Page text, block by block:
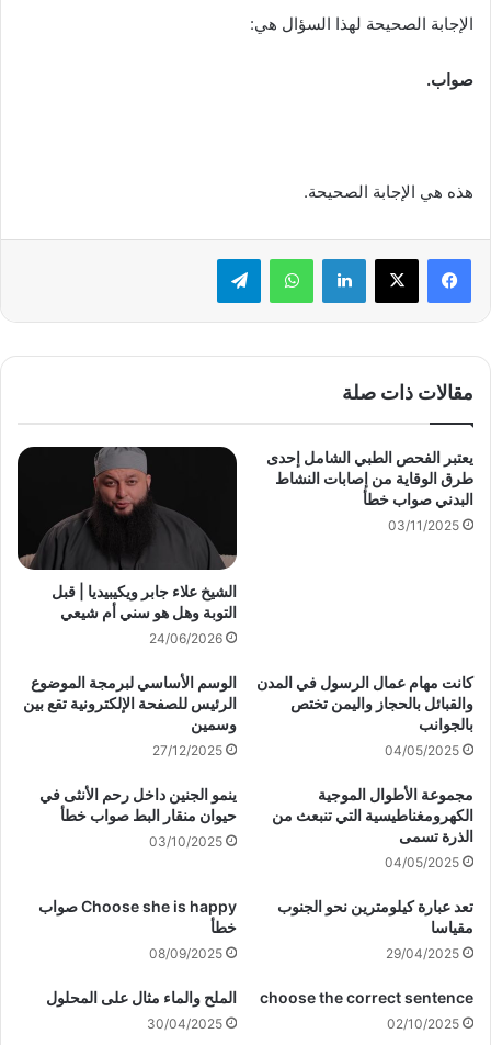
الإجابة الصحيحة لهذا السؤال هي:
صواب.
هذه هي الإجابة الصحيحة.
لينكدإن واتساب تيلقرام
مقالات ذات صلة
يعتبر الفحص الطبي الشامل إحدى
طرق الوقاية من إصابات النشاط
البدني صواب خطأ
03/11/2025
الشيخ علاء جابر ويكيبيديا | قبل
التوبة وهل هو سني أم شيعي
24/06/2026
كانت مهام عمال الرسول في المدن
والقبائل بالحجاز واليمن تختص
بالجوانب
04/05/2025
الوسم الأساسي لبرمجة الموضوع
الرئيس للصفحة الإلكترونية تقع بين
وسمين
27/12/2025
مجموعة الأطوال الموجية
الكهرومغناطيسية التي تنبعث من
الذرة تسمى
04/05/2025
ينمو الجنين داخل رحم الأنثى في
حيوان منقار البط صواب خطأ
03/10/2025
تعد عبارة كيلومترين نحو الجنوب
مقياسا
29/04/2025
Choose she is happy صواب
خطأ
08/09/2025
choose the correct sentence
02/10/2025
الملح والماء مثال على المحلول
30/04/2025